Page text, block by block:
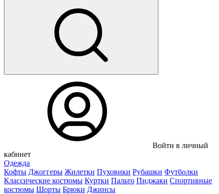
Войти в личный
кабинет
Одежда
Кофты Джоггеры Жилетки Пуховики Рубашки Футболки
Классические костюмы Куртки Пальто Пиджаки Спортивные
костюмы Шорты Брюки Джинсы